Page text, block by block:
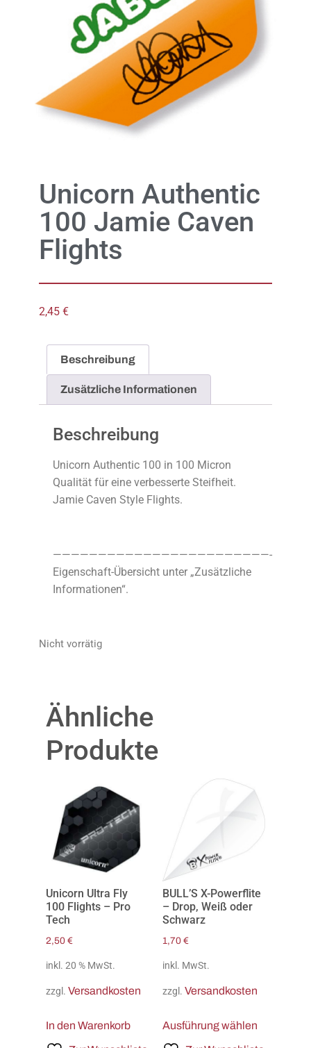
Unicorn Authentic
100 Jamie Caven
Flights
2,45 €
Beschreibung
Zusätzliche Informationen
Beschreibung
Unicorn Authentic 100 in 100 Micron
Qualität für eine verbesserte Steifheit.
Jamie Caven Style Flights.
————————————————————————-
Eigenschaft-Übersicht unter „Zusätzliche
Informationen“.
Nicht vorrätig
Ähnliche
Produkte
Unicorn Ultra Fly
100 Flights – Pro
Tech
2,50 €
inkl. 20 % MwSt.
zzgl. Versandkosten
In den Warenkorb
BULL’S X-Powerflite
– Drop, Weiß oder
Schwarz
1,70 €
inkl. MwSt.
zzgl. Versandkosten
Ausführung wählen